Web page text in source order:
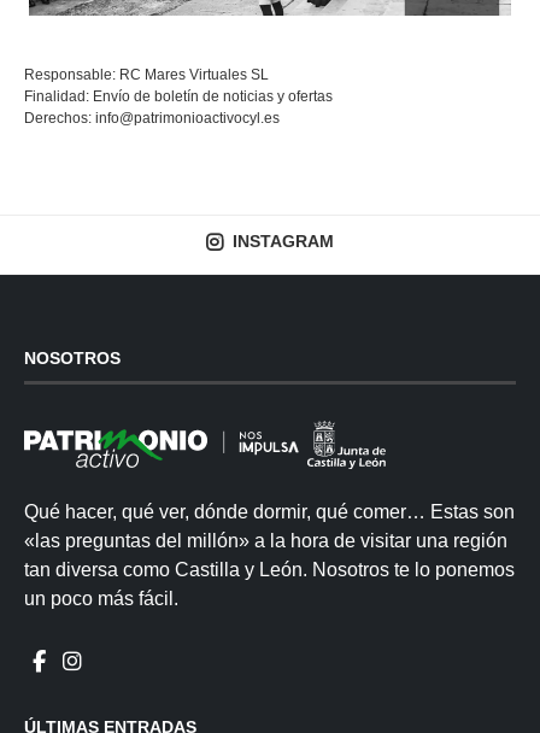
Responsable: RC Mares Virtuales SL
Finalidad: Envío de boletín de noticias y ofertas
Derechos: info@patrimonioactivocyl.es
INSTAGRAM
NOSOTROS
Qué hacer, qué ver, dónde dormir, qué comer… Estas son
«las preguntas del millón» a la hora de visitar una región
tan diversa como Castilla y León. Nosotros te lo ponemos
un poco más fácil.
ÚLTIMAS ENTRADAS